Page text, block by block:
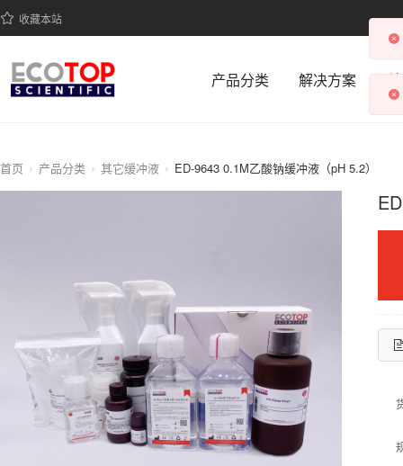
收藏本站
产品分类 解决方案
首页 产品分类 其它缓冲液 ED-9643 0.1M乙酸钠缓冲液（pH 5.2）